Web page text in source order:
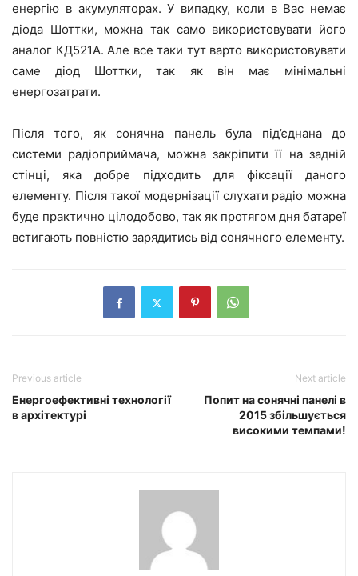
енергію в акумуляторах. У випадку, коли в Вас немає
діода Шоттки, можна так само використовувати його
аналог КД521А. Але все таки тут варто використовувати
саме діод Шоттки, так як він має мінімальні
енергозатрати.
Після того, як сонячна панель була під’єднана до
системи радіоприймача, можна закріпити її на задній
стінці, яка добре підходить для фіксації даного
елементу. Після такої модернізації слухати радіо можна
буде практично цілодобово, так як протягом дня батареї
встигають повністю зарядитись від сонячного елементу.
Previous article
Енергоефективні технології
в архітектурі
Next article
Попит на сонячні панелі в
2015 збільшується
високими темпами!